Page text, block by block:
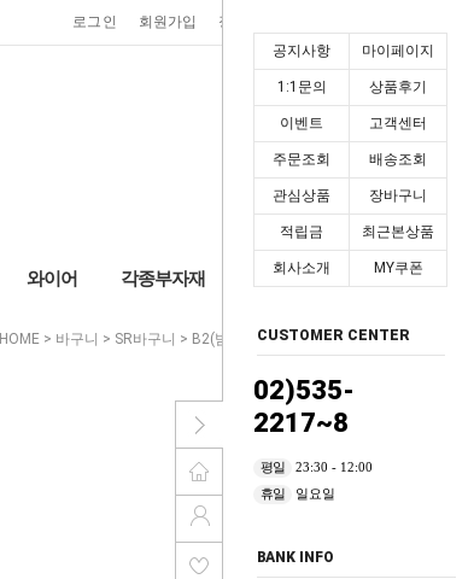
공지사항 마이페이지
1:1문의 상품후기
이벤트 고객센터
주문조회 배송조회
관심상품 장바구니
적립금 최근본상품
회사소개 MY쿠폰
CUSTOMER CENTER
02)535-
2217~8
평일
23:30 - 12:00
휴일
일요일
BANK INFO
로그인 회원가입 장바구니
와이어 각종부자재
HOME > 바구니 > SR바구니 > B2(밤색) > SR7-S_B2